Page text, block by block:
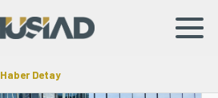
Haber Detay